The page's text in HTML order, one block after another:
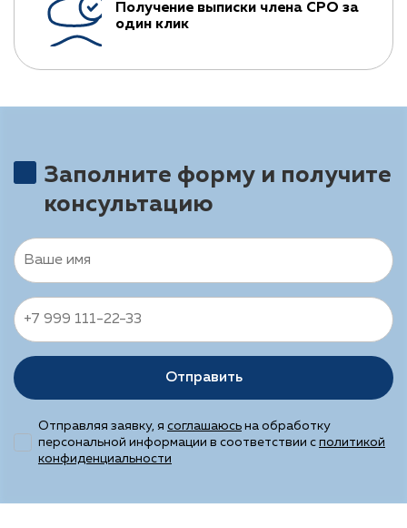
Получение выписки члена СРО за
один клик
Заполните форму и получите
консультацию
Отправить
Отправляя заявку, я соглашаюсь на обработку
персональной информации в соответствии с политикой
конфиденциальности